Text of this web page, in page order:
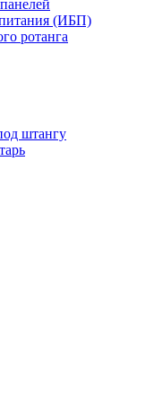
(ИБП)
ротанга
штангу